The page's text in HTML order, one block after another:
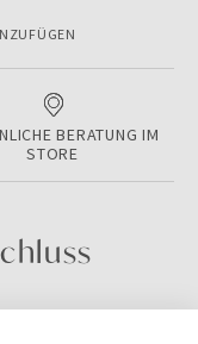
BERATUNG IM
STORE